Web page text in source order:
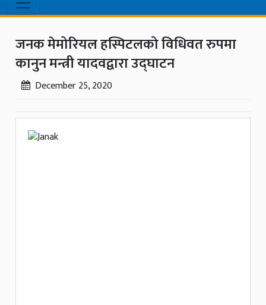
जनक मेमोरियल हस्पिटलको विधिवत रुपमा
कानुन मन्त्री यादवद्वारा उद्घाटन
December 25, 2020